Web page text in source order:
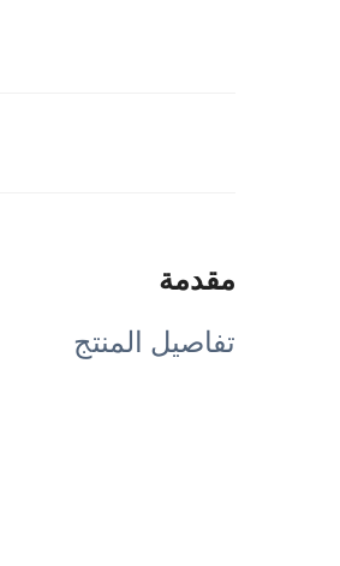
مقدمة
تفاصيل المنتج